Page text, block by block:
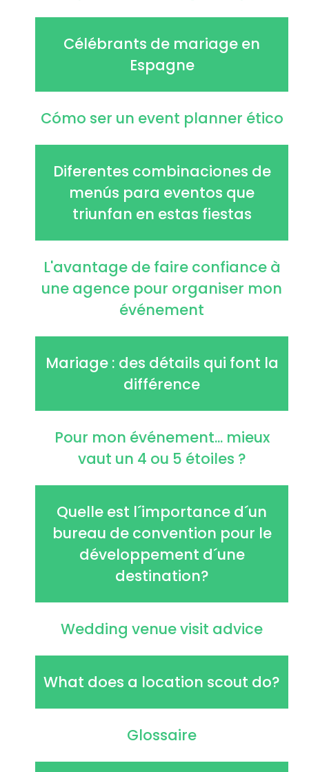
Célébrants de mariage en
Espagne
Cómo ser un event planner ético
Diferentes combinaciones de
menús para eventos que
triunfan en estas fiestas
L'avantage de faire confiance à
une agence pour organiser mon
événement
Mariage : des détails qui font la
différence
Pour mon événement... mieux
vaut un 4 ou 5 étoiles ?
Quelle est l´importance d´un
bureau de convention pour le
développement d´une
destination?
Wedding venue visit advice
What does a location scout do?
Glossaire